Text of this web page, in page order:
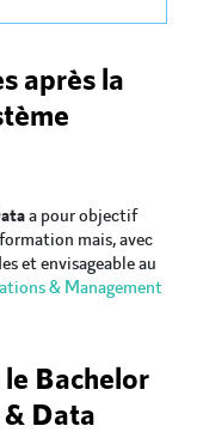
après la
a pour objectif
mais, avec
et envisageable au
& Management
Bachelor
Data